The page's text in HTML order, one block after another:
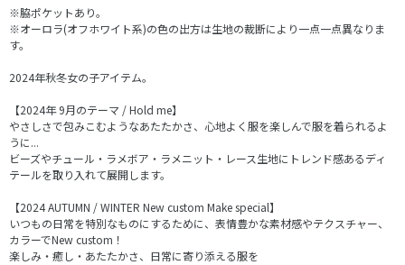
※脇ポケットあり。
※オーロラ(オフホワイト系)の色の出方は生地の裁断により一点一点異なりま
す。
2024年秋冬女の子アイテム。
【2024年 9月のテーマ / Hold me】
やさしさで包みこむようなあたたかさ、心地よく服を楽しんで服を着られるよ
うに...
ビーズやチュール・ラメボア・ラメニット・レース生地にトレンド感あるディ
テールを取り入れて展開します。
【2024 AUTUMN / WINTER New custom Make special】
いつもの日常を特別なものにするために、表情豊かな素材感やテクスチャー、
カラーでNew custom！
楽しみ・癒し・あたたかさ、日常に寄り添える服を